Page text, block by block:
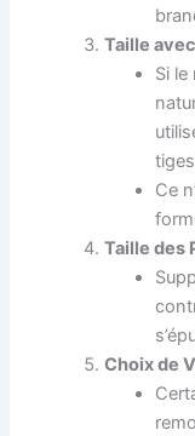
Taille
Si
Ce
Taille des
Choix de